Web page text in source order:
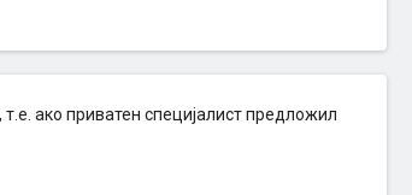
ако приватен специјалист предложил